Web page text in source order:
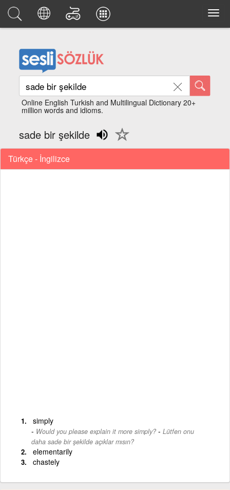
Online English Turkish and Multilingual Dictionary 20+
million words and idioms.
sade bir şekilde
Türkçe - İngilizce
simply
Would you please explain it more simply? - Lütfen onu
daha sade bir şekilde açıklar mısın?
elementarily
chastely